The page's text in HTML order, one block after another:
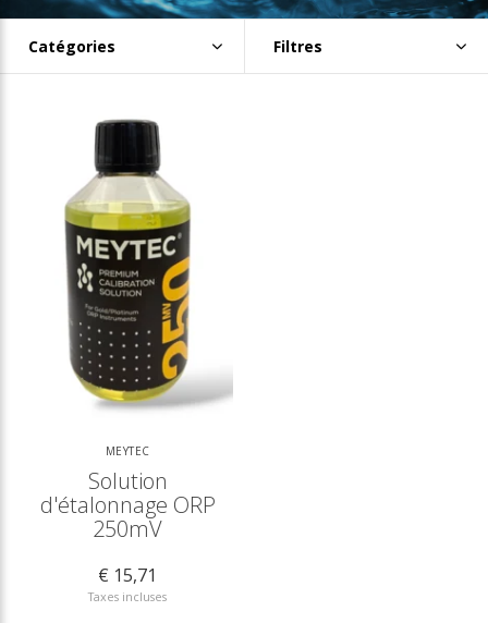
Catégories Filtres
MEYTEC
Solution
d'étalonnage ORP
250mV
€ 15,71
Taxes incluses